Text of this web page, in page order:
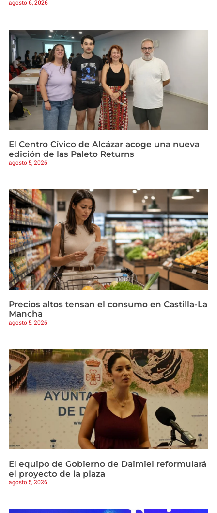
agosto 6, 2026
El Centro Cívico de Alcázar acoge una nueva
edición de las Paleto Returns
agosto 5, 2026
Precios altos tensan el consumo en Castilla-La
Mancha
agosto 5, 2026
El equipo de Gobierno de Daimiel reformulará
el proyecto de la plaza
agosto 5, 2026